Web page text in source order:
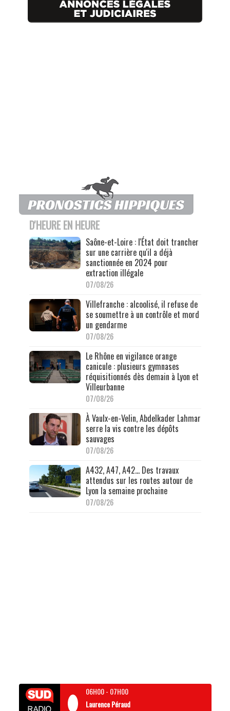
D'HEURE EN HEURE
Saône-et-Loire : l'État doit trancher
sur une carrière qu'il a déjà
sanctionnée en 2024 pour
extraction illégale
07/08/26
Villefranche : alcoolisé, il refuse de
se soumettre à un contrôle et mord
un gendarme
07/08/26
Le Rhône en vigilance orange
canicule : plusieurs gymnases
réquisitionnés dès demain à Lyon et
Villeurbanne
07/08/26
À Vaulx-en-Velin, Abdelkader Lahmar
serre la vis contre les dépôts
sauvages
07/08/26
A432, A47, A42… Des travaux
attendus sur les routes autour de
Lyon la semaine prochaine
07/08/26
06H00- 07H00
Laurence Péraud